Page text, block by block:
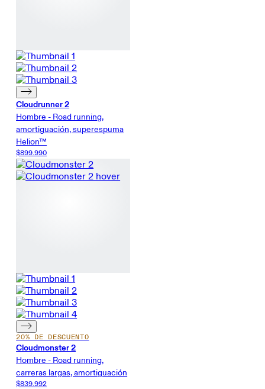
Cloudrunner 2
Hombre - Road running,
amortiguación, superespuma
Helion™
$899.990
20% DE DESCUENTO
Cloudmonster 2
Hombre - Road running,
carreras largas, amortiguación
$839.992